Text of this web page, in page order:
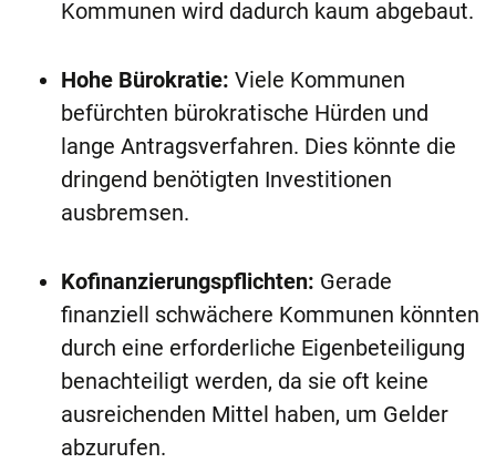
Kommunen wird dadurch kaum abgebaut.
Hohe Bürokratie: Viele Kommunen
befürchten bürokratische Hürden und
lange Antragsverfahren. Dies könnte die
dringend benötigten Investitionen
ausbremsen.
Kofinanzierungspflichten: Gerade
finanziell schwächere Kommunen könnten
durch eine erforderliche Eigenbeteiligung
benachteiligt werden, da sie oft keine
ausreichenden Mittel haben, um Gelder
abzurufen.